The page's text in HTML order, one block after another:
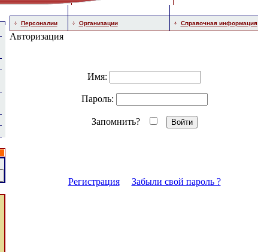
Персоналии Организации Справочная информация
Авторизация
Имя:
Пароль:
Запомнить?
Регистрация Забыли свой пароль ?